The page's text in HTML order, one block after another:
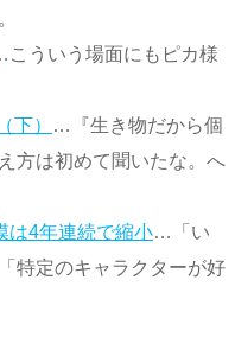
こういう場面にもピカ様
（下）
…『生き物だから個
方は初めて聞いたな。へ
は4年連続で縮小…「い
特定のキャラクターが好